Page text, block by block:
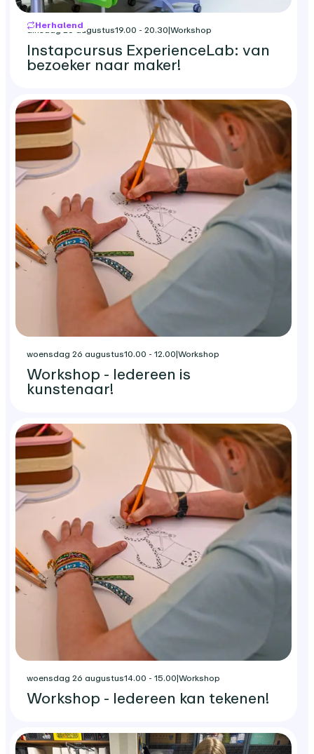
Herhalend
dinsdag 25 augustus19.00 - 20.30|Workshop
Instapcursus ExperienceLab: van
bezoeker naar maker!
woensdag 26 augustus10.00 - 12.00|Workshop
Workshop - Iedereen is
kunstenaar!
woensdag 26 augustus14.00 - 15.00|Workshop
Workshop - Iedereen kan tekenen!